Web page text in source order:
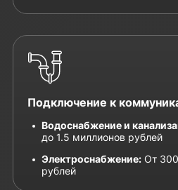
Подключение к
Водоснабжение и
до 1.5 миллионов рублей
Электроснабжение: От
рублей